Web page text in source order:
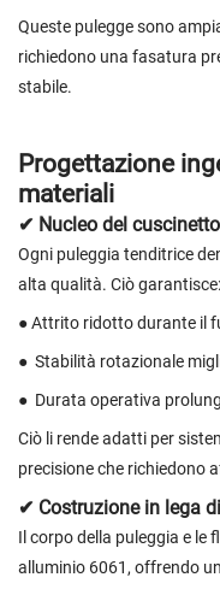
Queste pulegge sono
richiedono una fasatura
stabile.
Progettazione
materiali
✔ Nucleo del
Ogni puleggia tenditrice
alta qualità. Ciò garantisce:
● Attrito ridotto durante il
● Stabilità rotazionale
● Durata operativa
Ciò li rende adatti per
precisione che richiedono
✔ Costruzione in lega
Il corpo della puleggia e le
alluminio 6061, offrendo